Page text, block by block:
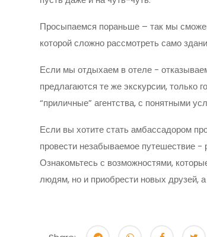
Просыпаемся пораньше – так мы
которой сложно рассмотреть само
Если мы отдыхаем в отеле -
предлагаются те же экскурсии,
“приличные” агентства, с понятными
Если вы хотите стать амбассадором
провести незабываемое путешествие -
Ознакомьтесь с возможностями,
людям, но и приобрести новых друзей, а